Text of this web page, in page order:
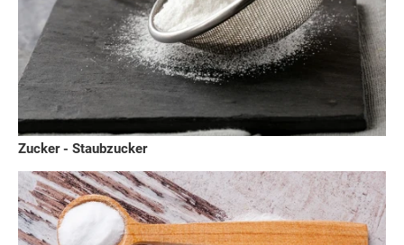
Zucker - Staubzucker